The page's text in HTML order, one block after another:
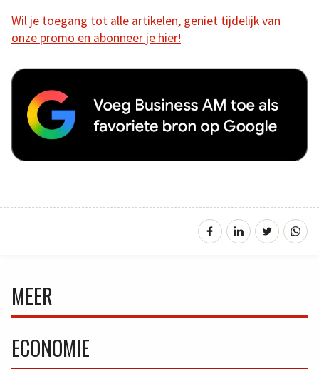
Wil je toegang tot alle artikelen, geniet tijdelijk van
onze promo en abonneer je hier!
MEER
ECONOMIE